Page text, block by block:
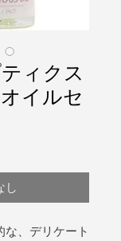
ィクス
イルセ
し
な、デリケート